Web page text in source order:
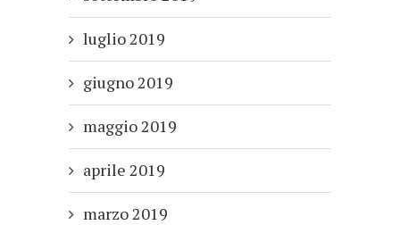
luglio 2019
giugno 2019
maggio 2019
aprile 2019
marzo 2019